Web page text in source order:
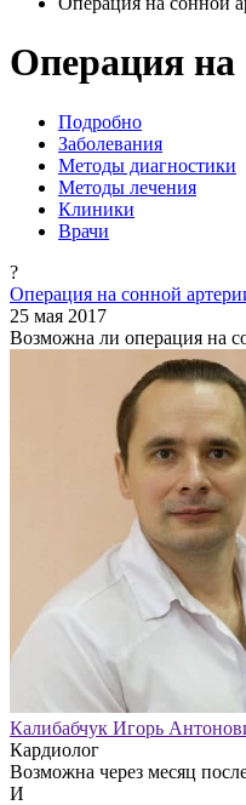
Операция
Подробно
Заболевания
Методы диагностики
Методы лечения
Клиники
Врачи
?
Операция на сонной
25 мая 2017
Возможна ли операция на
Калибабчук Игорь
Кардиолог
Возможна через месяц
И